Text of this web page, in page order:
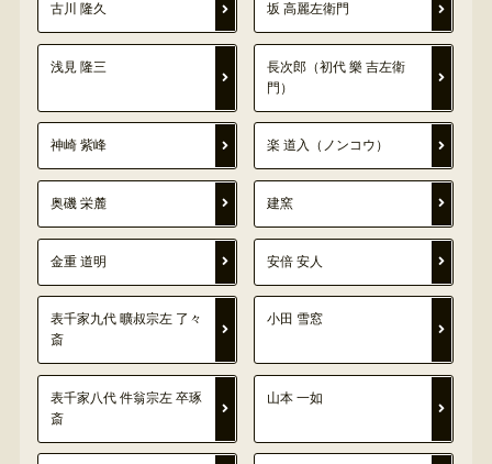
古川 隆久 坂 高麗左衛門
浅見 隆三
長次郎（初代 樂 吉左衛
門）
神崎 紫峰 楽 道入（ノンコウ）
奥磯 栄麓 建窯
金重 道明 安倍 安人
表千家九代 曠叔宗左 了々
斎
小田 雪窓
表千家八代 件翁宗左 卒琢
斎
山本 一如